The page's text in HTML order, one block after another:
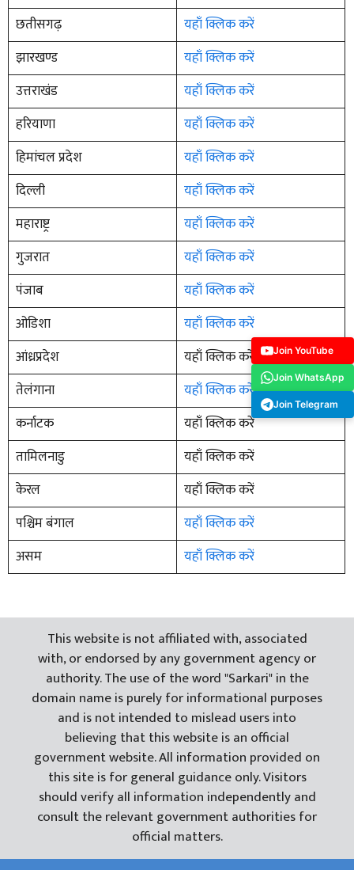
छतीसगढ़
यहाँ क्लिक करें
झारखण्ड
यहाँ क्लिक करें
उत्तराखंड
यहाँ क्लिक करें
हरियाणा
यहाँ क्लिक करें
हिमांचल प्रदेश
यहाँ क्लिक करें
दिल्ली
यहाँ क्लिक करें
महाराष्ट्र
यहाँ क्लिक करें
गुजरात
यहाँ क्लिक करें
पंजाब
यहाँ क्लिक करें
ओडिशा
यहाँ क्लिक करें
आंध्रप्रदेश
यहाँ क्लिक करें
तेलंगाना
यहाँ क्लिक करें
कर्नाटक
यहाँ क्लिक करें
तामिलनाडु
यहाँ क्लिक करें
केरल
यहाँ क्लिक करें
पश्चिम बंगाल
यहाँ क्लिक करें
असम
यहाँ क्लिक करें
This website is not affiliated with, associated
with, or endorsed by any government agency or
authority. The use of the word "Sarkari" in the
domain name is purely for informational purposes
and is not intended to mislead users into
believing that this website is an official
government website. All information provided on
this site is for general guidance only. Visitors
should verify all information independently and
consult the relevant government authorities for
official matters.
Join YouTube
Join WhatsApp
Join Telegram